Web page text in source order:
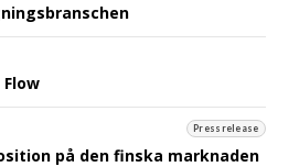
Flow
Pressrelease
på den finska marknaden